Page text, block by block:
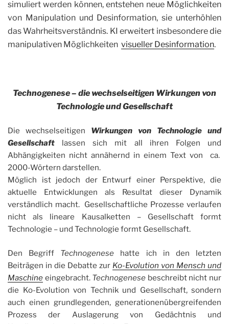
simuliert werden können, entstehen neue Möglichkeiten
von Manipulation und Desinformation, sie unterhöhlen
das Wahrheitsverständnis. KI erweitert insbesondere die
manipulativen Möglichkeiten visueller Desinformation.
Technogenese – die wechselseitigen Wirkungen von
Technologie und Gesellschaft
Die wechselseitigen Wirkungen von Technologie und
Gesellschaft lassen sich mit all ihren Folgen und
Abhängigkeiten nicht annähernd in einem Text von ca.
2000-Wörtern darstellen.
Möglich ist jedoch der Entwurf einer Perspektive, die
aktuelle Entwicklungen als Resultat dieser Dynamik
verständlich macht. Gesellschaftliche Prozesse verlaufen
nicht als lineare Kausalketten – Gesellschaft formt
Technologie – und Technologie formt Gesellschaft.
Den Begriff Technogenese hatte ich in den letzten
Beiträgen in die Debatte zur Ko-Evolution von Mensch und
Maschine eingebracht. Technogenese beschreibt nicht nur
die Ko-Evolution von Technik und Gesellschaft, sondern
auch einen grundlegenden, generationenübergreifenden
Prozess der Auslagerung von Gedächtnis und